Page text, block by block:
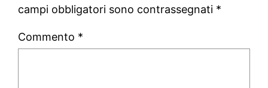
campi obbligatori sono contrassegnati *
Commento *